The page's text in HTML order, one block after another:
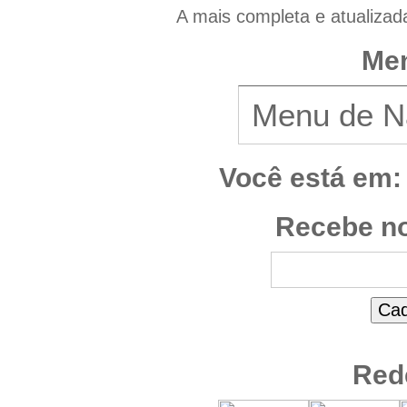
A mais completa e
Você está em:
Recebe